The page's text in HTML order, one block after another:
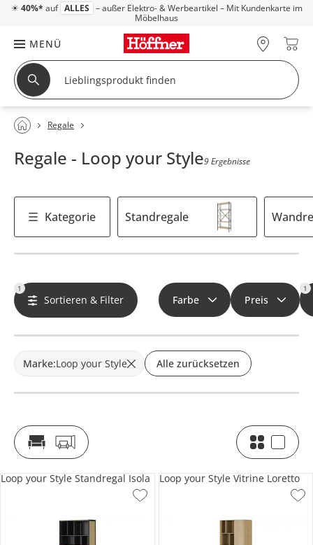
☀ 40%* auf ALLES – außer Elektro- & Werbeartikel – Mit Kundenkarte im
Möbelhaus
MENÜ
Regale
Regale - Loop your Style9 Ergebnisse
Kategorie Standregale
1
Sortieren & Filter Farbe Preis
1
Marke:Loop your Style Alle zurücksetzen
Loop your Style Standregal Isola Loop your Style Vitrine Loretto